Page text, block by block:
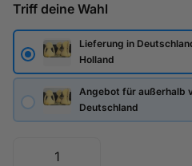
Triff deine Wahl
Lieferung in
Holland
Angebot für außerhalb
Deutschland